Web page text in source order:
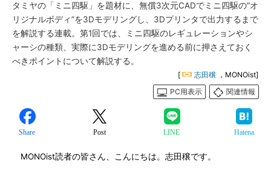
タミヤの「ミニ四駆」を題材に、無償3次元CADでミニ四駆の“オ
リジナルボディ”を3Dモデリングし、3Dプリンタで出力するまで
を解説する連載。第1回では、ミニ四駆のレギュレーションやシ
ャーシの種類、実際に3Dモデリングを進める前に押さえておく
べきポイントについて解説する。
[ 志田穣 ，MONOist]
PC用表示
関連情報
Share Post LINE Hatena
MONOist読者の皆さん、こんにちは。志田穣です。